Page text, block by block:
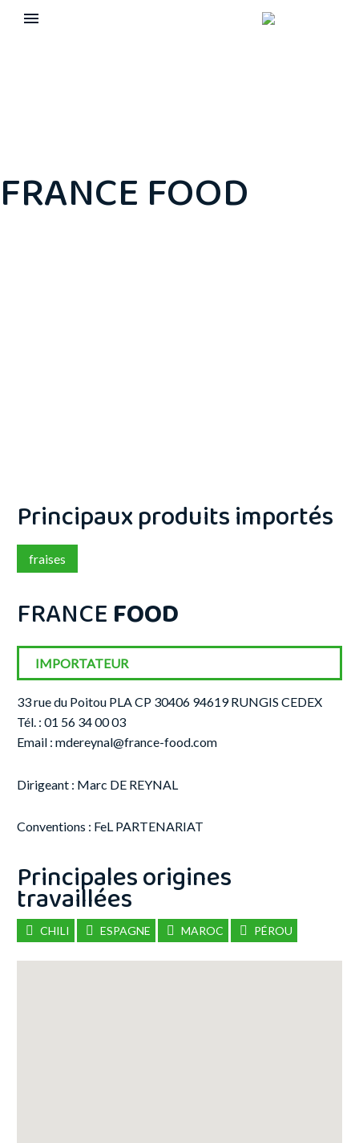
FRANCE FOOD
Principaux produits importés
fraises
FRANCEFOOD
IMPORTATEUR
33 rue du Poitou PLA CP 30406 94619 RUNGIS CEDEX
Tél. : 01 56 34 00 03
Email : mdereynal@france-food.com
Dirigeant : Marc DE REYNAL
Conventions : FeL PARTENARIAT
CHILI ESPAGNE MAROC PÉROU